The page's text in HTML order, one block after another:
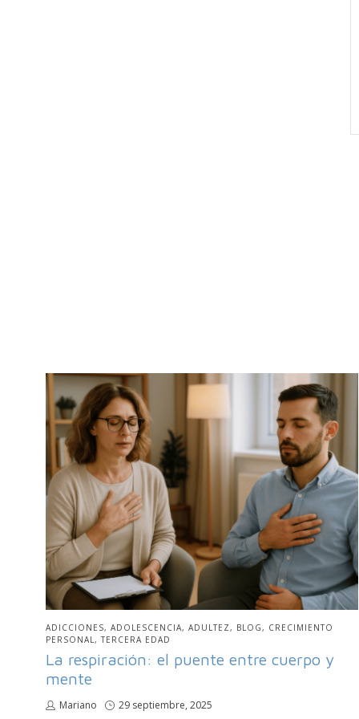
PUBLICADO
EN
ADICCIONES ADOLESCENCIA ADULTEZ BLOG
CRECIMIENTO
PERSONAL
TERCERA EDAD
La respiración: el puente entre cuerpo y
mente
por
Mariano
Publicado
29 septiembre, 2025